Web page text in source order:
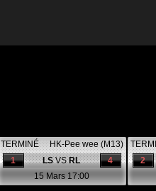
TERMINÉ
HK-Pee wee (M13)
4
1 LSVSRL
15 Mars 17:00
2